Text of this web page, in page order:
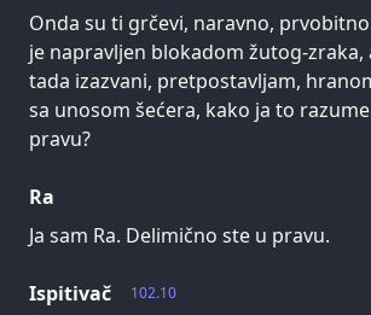
Onda su ti grčevi, naravno,
je napravljen blokadom žutog-zraka,
tada izazvani, pretpostavljam,
sa unosom šećera, kako ja to
pravu?
Ra
Ja sam Ra. Delimično ste u pravu.
102.10
Ispitivač